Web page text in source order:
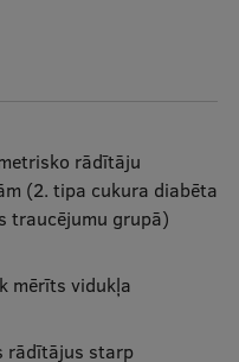
rādītāju
(2. tipa cukura diabēta
traucējumu grupā)
mērīts vidukļa
rādītājus starp